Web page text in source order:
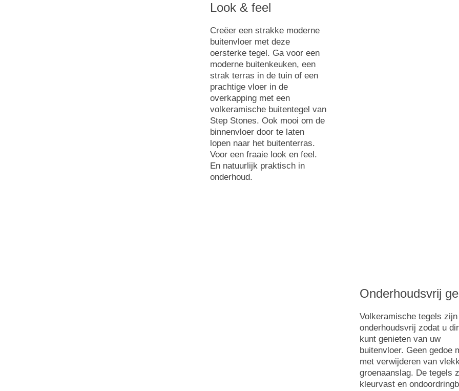
Look & feel
Creëer een strakke moderne
buitenvloer met deze
oersterke tegel. Ga voor een
moderne buitenkeuken, een
strak terras in de tuin of een
prachtige vloer in de
overkapping met een
volkeramische buitentegel van
Step Stones. Ook mooi om de
binnenvloer door te laten
lopen naar het buitenterras.
Voor een fraaie look en feel.
En natuurlijk praktisch in
onderhoud.
Onderhoudsvrij
Volkeramische tegels zijn
onderhoudsvrij zodat u
kunt genieten van uw
buitenvloer. Geen gedoe
met verwijderen van
groenaanslag. De tegels
kleurvast en